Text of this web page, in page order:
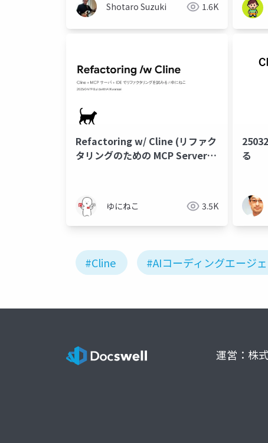
Shotaro Suzuki 1.6K
Refactoring w/ Cline (リファク
タリングのための MCP Server
ゆにねこ 3.5K
る
#Cline #AIコーディングエージ
運営：株